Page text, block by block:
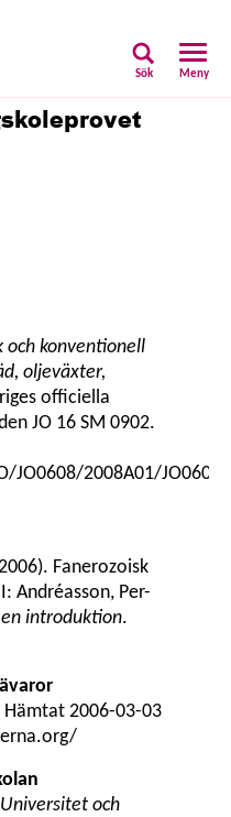
Sök Meny
och konventionell
oljeväxter,
officiella
JO 16 SM 0902.
2008A01/
Fanerozoisk
Andréasson, Per-
introduktion.
Hämtat 2006-03-03
Universitet och